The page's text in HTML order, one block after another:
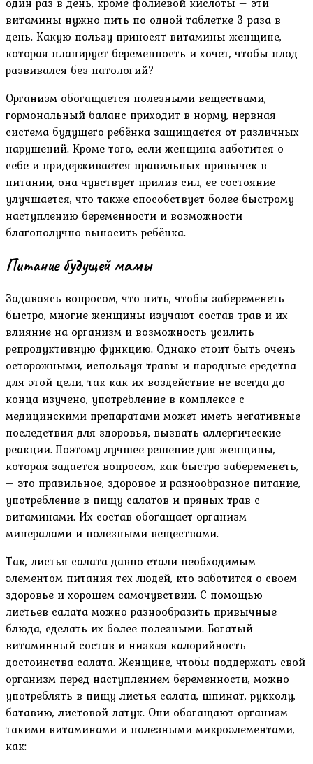
витамины нужно пить по одной таблетке 3 раза в
день. Какую пользу приносят витамины женщине,
которая планирует беременность и хочет, чтобы плод
развивался без патологий?
Организм обогащается полезными веществами,
гормональный баланс приходит в норму, нервная
система будущего ребёнка защищается от различных
нарушений. Кроме того, если женщина заботится о
себе и придерживается правильных привычек в
питании, она чувствует прилив сил, ее состояние
улучшается, что также способствует более быстрому
наступлению беременности и возможности
благополучно выносить ребёнка.
Питание будущей мамы
Задаваясь вопросом, что пить, чтобы забеременеть
быстро, многие женщины изучают состав трав и их
влияние на организм и возможность усилить
репродуктивную функцию. Однако стоит быть очень
осторожными, используя травы и народные средства
для этой цели, так как их воздействие не всегда до
конца изучено, употребление в комплексе с
медицинскими препаратами может иметь негативные
последствия для здоровья, вызвать аллергические
реакции. Поэтому лучшее решение для женщины,
которая задается вопросом, как быстро забеременеть,
– это правильное, здоровое и разнообразное питание,
употребление в пищу салатов и пряных трав с
витаминами. Их состав обогащает организм
минералами и полезными веществами.
Так, листья салата давно стали необходимым
элементом питания тех людей, кто заботится о своем
здоровье и хорошем самочувствии. С помощью
листьев салата можно разнообразить привычные
блюда, сделать их более полезными. Богатый
витаминный состав и низкая калорийность –
достоинства салата. Женщине, чтобы поддержать свой
организм перед наступлением беременности, можно
употреблять в пищу листья салата, шпинат, рукколу,
батавию, листовой латук. Они обогащают организм
такими витаминами и полезными микроэлементами,
как: